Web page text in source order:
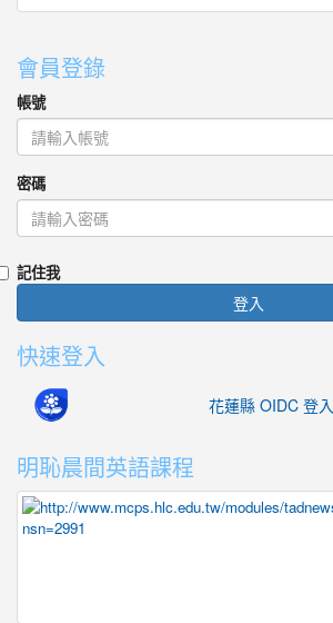
會員登錄
帳號
密碼
記住我
登入
快速登入
花蓮縣 OIDC 登入
明恥晨間英語課程